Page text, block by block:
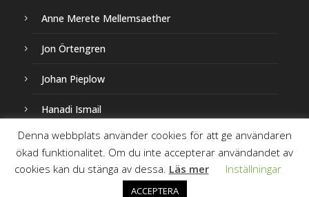
Anne Merete Mellemsaether
Jon Örtengren
Johan Pieplow
Hanadi Ismail
Julian M. Oshaug
Hilma Cantby
Denna webbplats använder cookies för att ge användaren
ökad funktionalitet. Om du inte accepterar användandet av
cookies kan du stänga av dessa. Läs mer Inställningar
ACCEPTERA